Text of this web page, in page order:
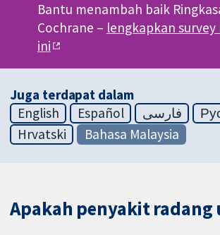
Bantu menambah baik
Cochrane – lengkapkan survey
ini
Juga terdapat dalam
English
Español فارسی
Hrvatski
Bahasa Malaysia
Apakah penyakit radang